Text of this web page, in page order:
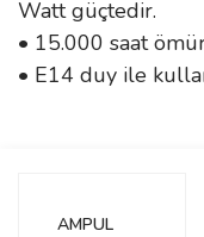
Watt güçtedir.
• 15.000 saat
• E14 duy ile
AMPUL